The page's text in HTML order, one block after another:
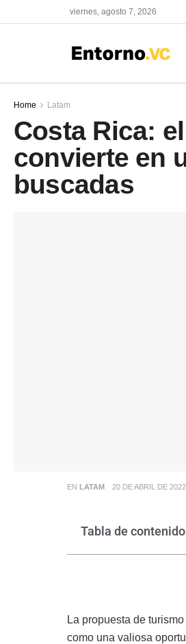
viernes, agosto 7, 2026
Home Latam
Costa Rica:
convierte en
buscadas
EN LATAM 20 DE ABRIL DE 2022
Tabla de
La propuesta de
como una valiosa